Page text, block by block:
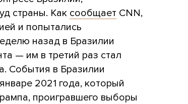
страны. Как сообщает CNN,
и попытались
назад в Бразилии
— им в третий раз стал
События в Бразилии
2021 года, который
проигравшего выборы